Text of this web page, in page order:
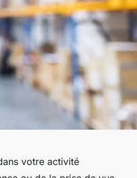
votre activité